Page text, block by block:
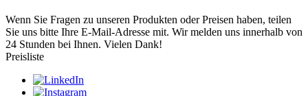
Wenn Sie Fragen zu unseren Produkten oder Preisen haben, teilen
Sie uns bitte Ihre E-Mail-Adresse mit. Wir melden uns innerhalb von
24 Stunden bei Ihnen. Vielen Dank!
Preisliste